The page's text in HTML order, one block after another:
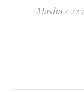
Masha / 22